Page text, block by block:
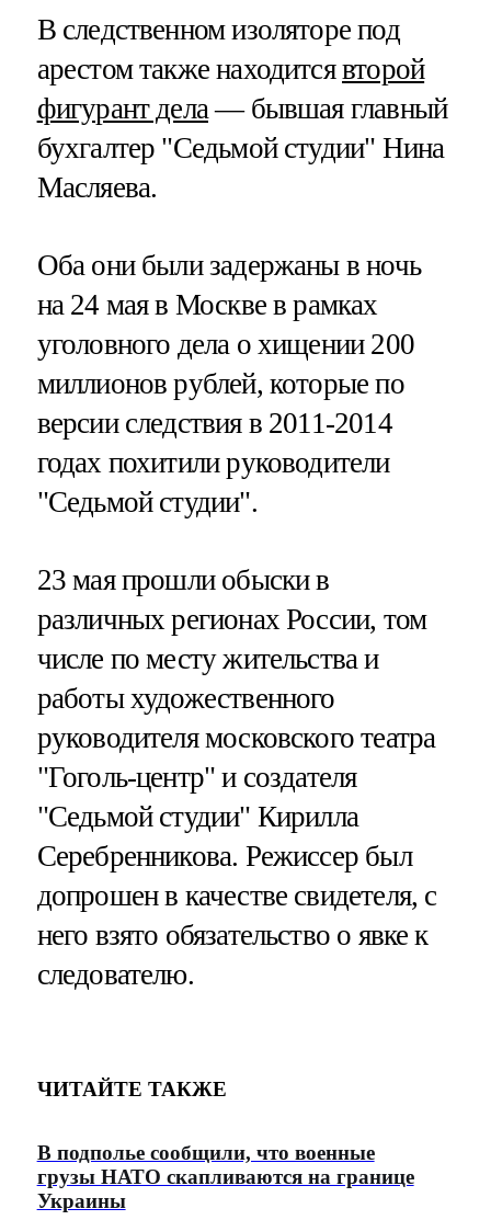
В следственном изоляторе под
арестом также находитсявторой
фигурант дела — бывшая главный
бухгалтер "Седьмой студии" Нина
Масляева.
Оба они были задержаны в ночь
на 24 мая в Москве в рамках
уголовного дела о хищении 200
миллионов рублей, которые по
версии следствия в 2011-2014
годах похитили руководители
"Седьмой студии".
23 мая прошли обыски в
различных регионах России, том
числе по месту жительства и
работы художественного
руководителя московского театра
"Гоголь-центр" и создателя
"Седьмой студии" Кирилла
Серебренникова. Режиссер был
допрошен в качестве свидетеля, с
него взято обязательство о явке к
следователю.
ЧИТАЙТЕ ТАКЖЕ
В подполье сообщили, что военные
грузы НАТО скапливаются на границе
Украины